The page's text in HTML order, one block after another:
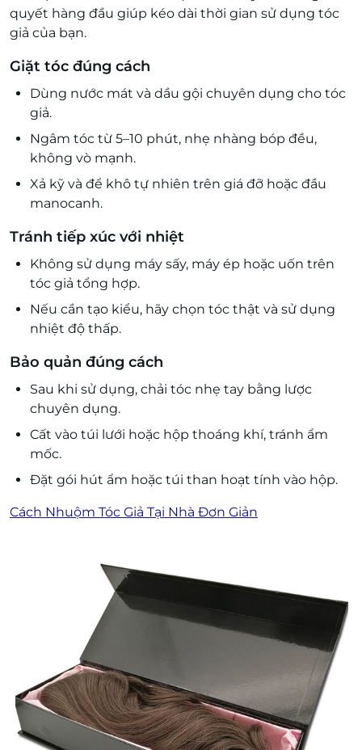
quyết hàng đầu giúp kéo dài thời gian sử dụng tóc
giả của bạn.
Giặt tóc đúng cách
Dùng nước mát và dầu gội chuyên dụng cho tóc
giả.
Ngâm tóc từ 5–10 phút, nhẹ nhàng bóp đều,
không vò mạnh.
Xả kỹ và để khô tự nhiên trên giá đỡ hoặc đầu
manocanh.
Tránh tiếp xúc với nhiệt
Không sử dụng máy sấy, máy ép hoặc uốn trên
tóc giả tổng hợp.
Nếu cần tạo kiểu, hãy chọn tóc thật và sử dụng
nhiệt độ thấp.
Bảo quản đúng cách
Sau khi sử dụng, chải tóc nhẹ tay bằng lược
chuyên dụng.
Cất vào túi lưới hoặc hộp thoáng khí, tránh ẩm
mốc.
Đặt gói hút ẩm hoặc túi than hoạt tính vào hộp.
Cách Nhuộm Tóc Giả Tại Nhà Đơn Giản